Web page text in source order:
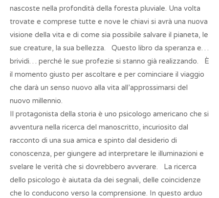
nascoste nella profondità della foresta pluviale. Una volta
trovate e comprese tutte e nove le chiavi si avrà una nuova
visione della vita e di come sia possibile salvare il pianeta, le
sue creature, la sua bellezza. Questo libro da speranza e…
brividi… perché le sue profezie si stanno già realizzando. È
il momento giusto per ascoltare e per cominciare il viaggio
che darà un senso nuovo alla vita all’approssimarsi del
nuovo millennio.
Il protagonista della storia è uno psicologo americano che si
avventura nella ricerca del manoscritto, incuriosito dal
racconto di una sua amica e spinto dal desiderio di
conoscenza, per giungere ad interpretare le illuminazioni e
svelare le verità che si dovrebbero avverare. La ricerca
dello psicologo è aiutata da dei segnali, delle coincidenze
che lo conducono verso la comprensione. In questo arduo